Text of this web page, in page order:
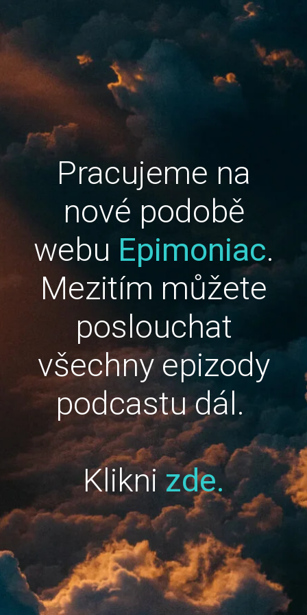
Pracujeme na
nové podobě
webu Epimoniac.
Mezitím můžete
poslouchat
všechny epizody
podcastu dál.
Kliknizde.